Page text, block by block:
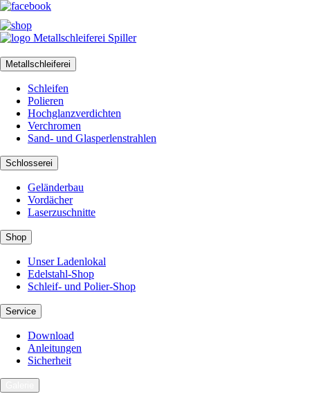
Metallschleiferei
Schleifen
Polieren
Hochglanzverdichten
Verchromen
Sand- und Glasperlenstrahlen
Schlosserei
Geländerbau
Vordächer
Laserzuschnitte
Shop
Unser Ladenlokal
Edelstahl-Shop
Schleif- und Polier-Shop
Service
Download
Anleitungen
Sicherheit